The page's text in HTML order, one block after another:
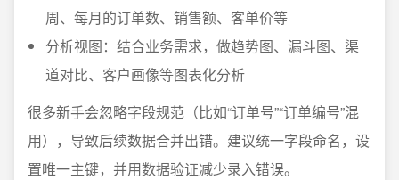
周、每月的订单数、销售额、客单价等
分析视图：结合业务需求，做趋势图、漏斗图、渠
道对比、客户画像等图表化分析
很多新手会忽略字段规范（比如“订单号”“订单编号”混
用），导致后续数据合并出错。建议统一字段命名，设
置唯一主键，并用数据验证减少录入错误。